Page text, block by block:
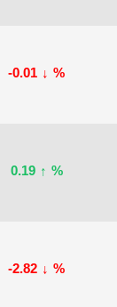
-0.01 ↓ %
0.19 ↑ %
-2.82 ↓ %